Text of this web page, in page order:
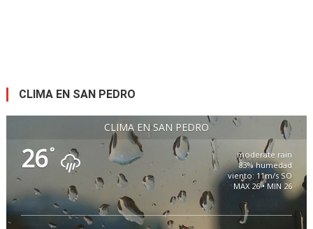
CLIMA EN SAN PEDRO
CLIMA EN SAN PEDRO
26°
moderate rain
83% humedad
viento: 11m/s SO
MAX 26 • MIN 26